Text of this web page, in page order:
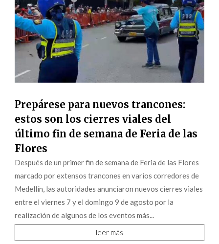
Prepárese para nuevos trancones:
estos son los cierres viales del
último fin de semana de Feria de las
Flores
Después de un primer fin de semana de Feria de las Flores
marcado por extensos trancones en varios corredores de
Medellín, las autoridades anunciaron nuevos cierres viales
entre el viernes 7 y el domingo 9 de agosto por la
realización de algunos de los eventos más...
leer más